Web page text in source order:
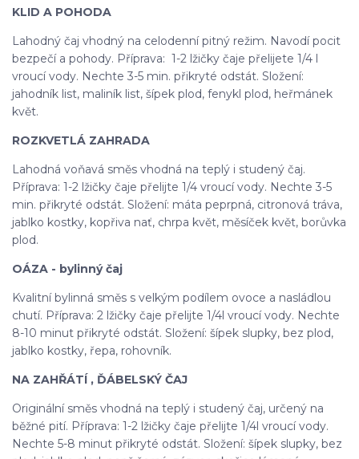
KLID A POHODA
Lahodný čaj vhodný na celodenní pitný režim. Navodí pocit
bezpečí a pohody. Příprava: 1-2 lžičky čaje přelijete 1/4 l
vroucí vody. Nechte 3-5 min. přikryté odstát. Složení:
jahodník list, maliník list, šípek plod, fenykl plod, heřmánek
květ.
ROZKVETLÁ ZAHRADA
Lahodná voňavá směs vhodná na teplý i studený čaj.
Příprava: 1-2 lžičky čaje přelijte 1/4 vroucí vody. Nechte 3-5
min. přikryté odstát. Složení: máta peprpná, citronová tráva,
jablko kostky, kopřiva nať, chrpa květ, měsíček květ, borůvka
plod.
OÁZA - bylinný čaj
Kvalitní bylinná směs s velkým podílem ovoce a nasládlou
chutí. Příprava: 2 lžičky čaje přelijte 1/4l vroucí vody. Nechte
8-10 minut přikryté odstát. Složení: šípek slupky, bez plod,
jablko kostky, řepa, rohovník.
NA ZAHŘÁTÍ , ĎÁBELSKÝ ČAJ
Originální směs vhodná na teplý i studený čaj, určený na
běžné pití. Příprava: 1-2 lžičky čaje přelijte 1/4l vroucí vody.
Nechte 5-8 minut přikryté odstát. Složení: šípek slupky, bez